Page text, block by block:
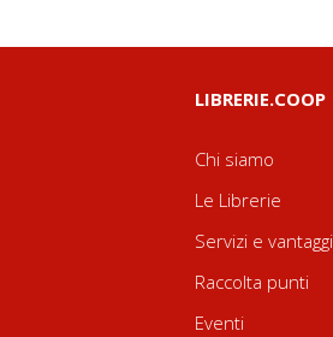
LIBRERIE.COOP
Chi siamo
Le Librerie
Servizi e vantaggi
Raccolta punti
Eventi